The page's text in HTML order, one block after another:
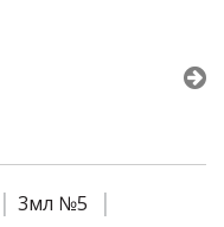
3мл №5